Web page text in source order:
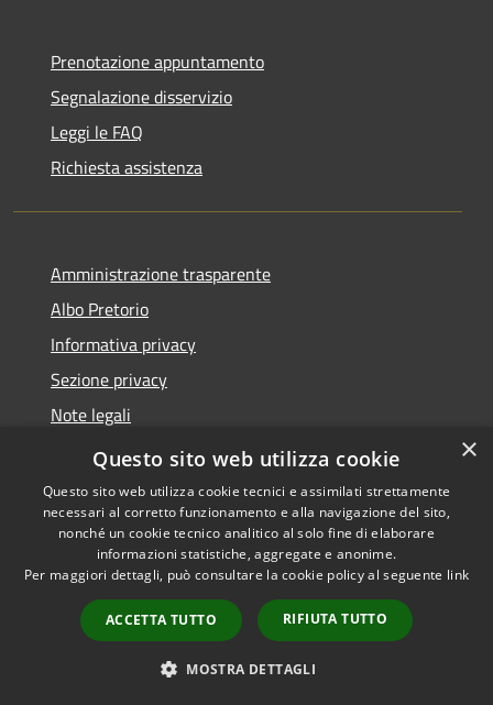
Prenotazione appuntamento
Segnalazione disservizio
Leggi le FAQ
Richiesta assistenza
Amministrazione trasparente
Albo Pretorio
Informativa privacy
Sezione privacy
Note legali
Dichiarazione di accessibilità
Accessibilità
Copyright © 2026 • Comune di
Scanzorosciate • Powered by
Municipium•
Accesso
redazione
×
Questo sito web utilizza cookie
Questo sito web utilizza cookie tecnici e assimilati strettamente
necessari al corretto funzionamento e alla navigazione del sito,
nonché un cookie tecnico analitico al solo fine di elaborare
informazioni statistiche, aggregate e anonime.
Per maggiori dettagli, può consultare la cookie policy al seguente link
ACCETTA TUTTO RIFIUTA TUTTO
MOSTRA DETTAGLI